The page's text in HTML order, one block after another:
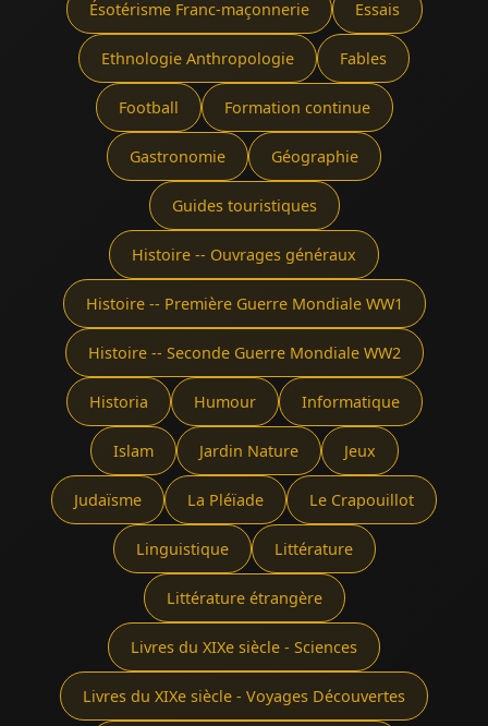
Ésotérisme Franc-maçonnerie Essais
Ethnologie Anthropologie Fables
Football Formation continue
Gastronomie Géographie
Guides touristiques
Histoire -- Ouvrages généraux
Histoire -- Première Guerre Mondiale WW1
Histoire -- Seconde Guerre Mondiale WW2
Historia Humour Informatique
Islam Jardin Nature Jeux
Judaïsme La Pléïade Le Crapouillot
Linguistique Littérature
Littérature étrangère
Livres du XIXe siècle - Sciences
Livres du XIXe siècle - Voyages Découvertes